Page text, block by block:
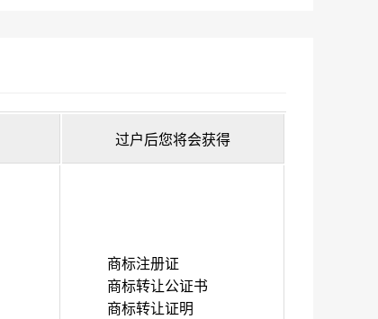
过户后您将会获得
商标注册证
商标转让公证书
商标转让证明